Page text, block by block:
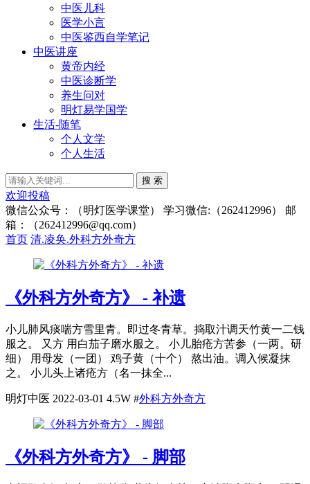
中医儿科
医学小言
中医鉴西自学笔记
中医讲座
黄帝内经
中医诊断学
养生问对
明灯易学国学
生活-随笔
个人文学
个人生活
搜 索
欢迎投稿
微信公众号：（明灯医学课堂） 学习微信:（262412996） 邮
箱：（262412996@qq.com）
首页 清.凌奂.外科方外奇方
《外科方外奇方》 - 补遗
小儿肺风痰喘方雪里青。即过冬青草。捣取汁调天竹黄一二钱
服之。 又方 用白茄子磨水服之。 小儿胎疮方苦参（一两。研
细） 用母发（一团） 鸡子黄（十个） 熬出油。调入候凝抹
之。 小儿头上诸疮方（名一抹全...
明灯中医 2022-03-01 4.5W #外科方外奇方
《外科方外奇方》 - 脚部